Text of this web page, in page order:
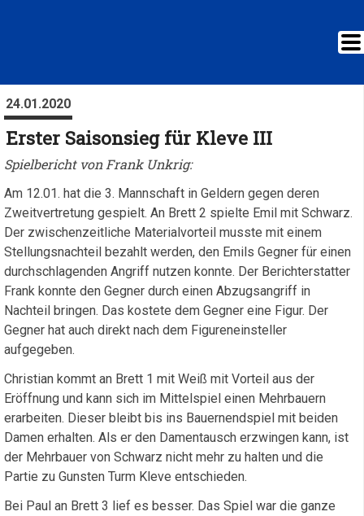
24.01.2020
Erster Saisonsieg für Kleve III
Spielbericht von Frank Unkrig:
Am 12.01. hat die 3. Mannschaft in Geldern gegen deren
Zweitvertretung gespielt. An Brett 2 spielte Emil mit Schwarz.
Der zwischenzeitliche Materialvorteil musste mit einem
Stellungsnachteil bezahlt werden, den Emils Gegner für einen
durchschlagenden Angriff nutzen konnte. Der Berichterstatter
Frank konnte den Gegner durch einen Abzugsangriff in
Nachteil bringen. Das kostete dem Gegner eine Figur. Der
Gegner hat auch direkt nach dem Figureneinsteller
aufgegeben.
Christian kommt an Brett 1 mit Weiß mit Vorteil aus der
Eröffnung und kann sich im Mittelspiel einen Mehrbauern
erarbeiten. Dieser bleibt bis ins Bauernendspiel mit beiden
Damen erhalten. Als er den Damentausch erzwingen kann, ist
der Mehrbauer von Schwarz nicht mehr zu halten und die
Partie zu Gunsten Turm Kleve entschieden.
Bei Paul an Brett 3 lief es besser. Das Spiel war die ganze